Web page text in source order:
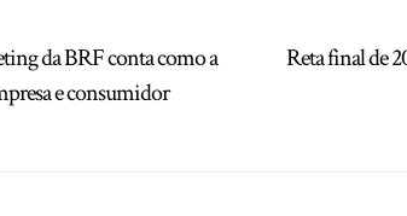
da BRF conta como a
e consumidor
Reta final de